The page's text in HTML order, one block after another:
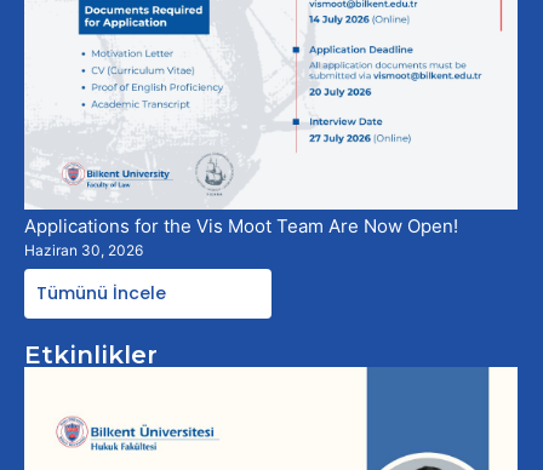
Applications for the Vis Moot Team Are Now Open!
Haziran 30, 2026
Tümünü İncele
Etkinlikler